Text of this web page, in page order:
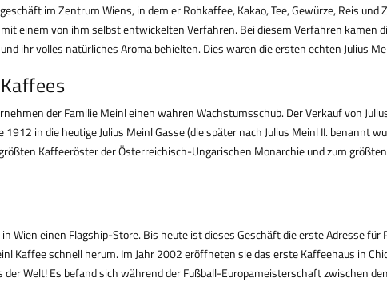
im Zentrum Wiens, in dem er Rohkaffee, Kakao, Tee, Gewürze, Reis
einem von ihm selbst entwickelten Verfahren. Bei diesem Verfahren kamen
ihr volles natürliches Aroma behielten. Dies waren die ersten echten Julius
der Familie Meinl einen wahren Wachstumsschub. Der Verkauf von
in die heutige Julius Meinl Gasse (die später nach Julius Meinl II. benannt
Kaffeeröster der Österreichisch-Ungarischen Monarchie und zum
Wien einen Flagship-Store. Bis heute ist dieses Geschäft die erste Adresse
Kaffee schnell herum. Im Jahr 2002 eröffneten sie das erste Kaffeehaus in
Welt! Es befand sich während der Fußball-Europameisterschaft zwischen